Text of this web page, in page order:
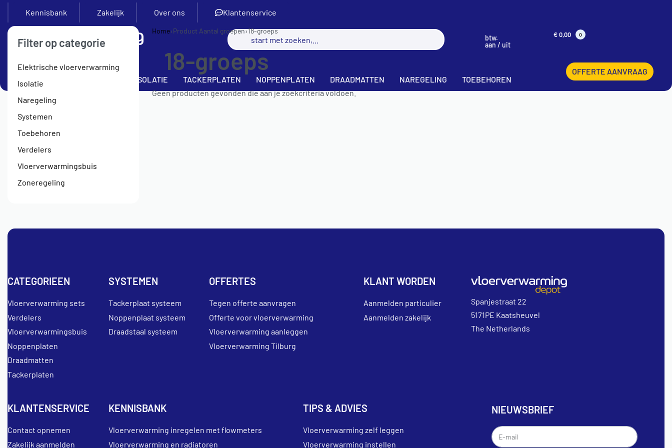
Kennisbank Zakelijk Over ons Klantenservice
btw.
aan / uit
€0,00 0
SETS ISOLATIE TACKERPLATEN NOPPENPLATEN DRAADMATTEN NAREGELING TOEBEHOREN
OFFERTE AANVRAAG
Filter op categorie
Elektrische vloerverwarming
Isolatie
Naregeling
Systemen
Toebehoren
Verdelers
Vloerverwarmingsbuis
Zoneregeling
Home›Product Aantal groepen›18-groeps
18-groeps
Geen producten gevonden die aan je zoekcriteria voldoen.
CATEGORIEEN
Vloerverwarming sets
Verdelers
Vloerverwarmingsbuis
Noppenplaten
Draadmatten
Tackerplaten
SYSTEMEN
Tackerplaat systeem
Noppenplaat systeem
Draadstaal systeem
OFFERTES
Tegen offerte aanvragen
Offerte voor vloerverwarming
Vloerverwarming aanleggen
Vloerverwarming Tilburg
KLANT WORDEN
Aanmelden particulier
Aanmelden zakelijk
Spanjestraat 22
5171PE Kaatsheuvel
The Netherlands
KLANTENSERVICE
Contact opnemen
Zakelijk aanmelden
KENNISBANK
Vloerverwarming inregelen met flowmeters
Vloerverwarming en radiatoren
TIPS & ADVIES
Vloerverwarming zelf leggen
Vloerverwarming instellen
NIEUWSBRIEF